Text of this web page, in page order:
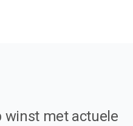
winst met actuele